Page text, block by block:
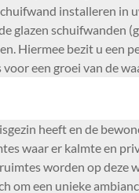
installeren in
glazen schuifwanden
Hiermee bezit u een
voor een groei van de
heeft en de
waar er kalmte en
worden op deze
om een unieke